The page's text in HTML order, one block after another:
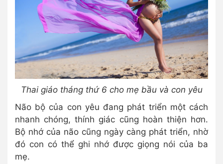
Thai giáo tháng thứ 6 cho mẹ bầu và con yêu
Não bộ của con yêu đang phát triển một cách
nhanh chóng, thính giác cũng hoàn thiện hơn.
Bộ nhớ của não cũng ngày càng phát triển, nhờ
đó con có thể ghi nhớ được giọng nói của ba
mẹ.